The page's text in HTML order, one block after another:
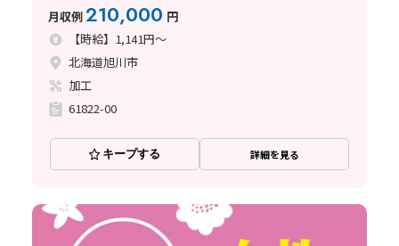
月収例210,000 円
【時給】1,141円～
北海道旭川市
加工
61822-00
キープする 詳細を見る